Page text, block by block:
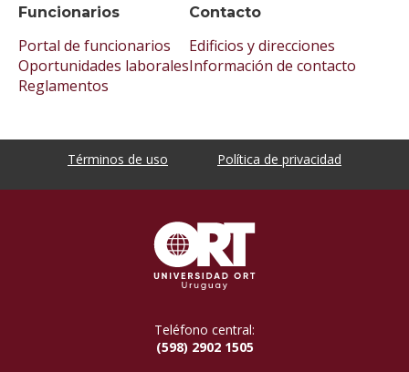
Funcionarios
Portal de funcionarios
Oportunidades laborales
Reglamentos
Contacto
Edificios y direcciones
Información de contacto
Términos de uso Política de privacidad
Teléfono central:
(598) 2902 1505